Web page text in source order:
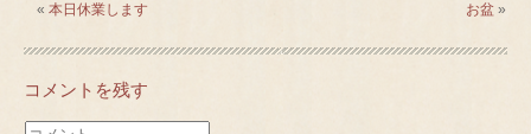
«本日休業します お盆»
コメントを残す